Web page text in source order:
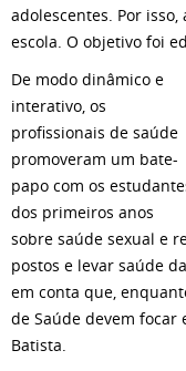
adolescentes. Por
escola. O objetivo foi
De modo dinâmico e
interativo, os
profissionais de saúde
promoveram um bate-
papo com os
dos primeiros anos
sobre saúde sexual e
postos e levar saúde
em conta que,
de Saúde devem focar
Batista.